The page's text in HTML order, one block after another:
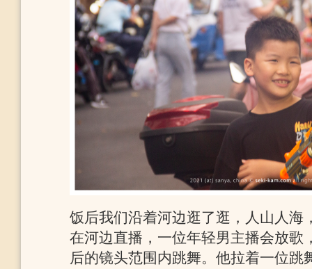
饭后我们沿着河边逛了逛，人山人海
在河边直播，一位年轻男主播会放歌
后的镜头范围内跳舞。他拉着一位跳